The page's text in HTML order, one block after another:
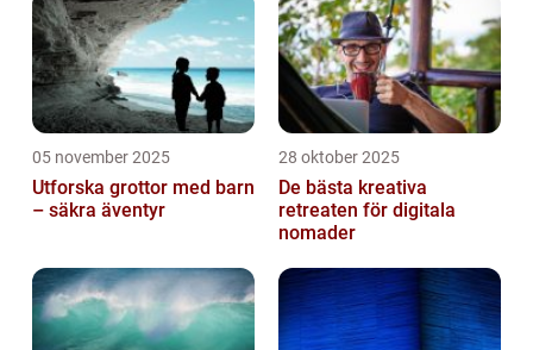
05 november 2025
Utforska grottor med barn
– säkra äventyr
28 oktober 2025
De bästa kreativa
retreaten för digitala
nomader